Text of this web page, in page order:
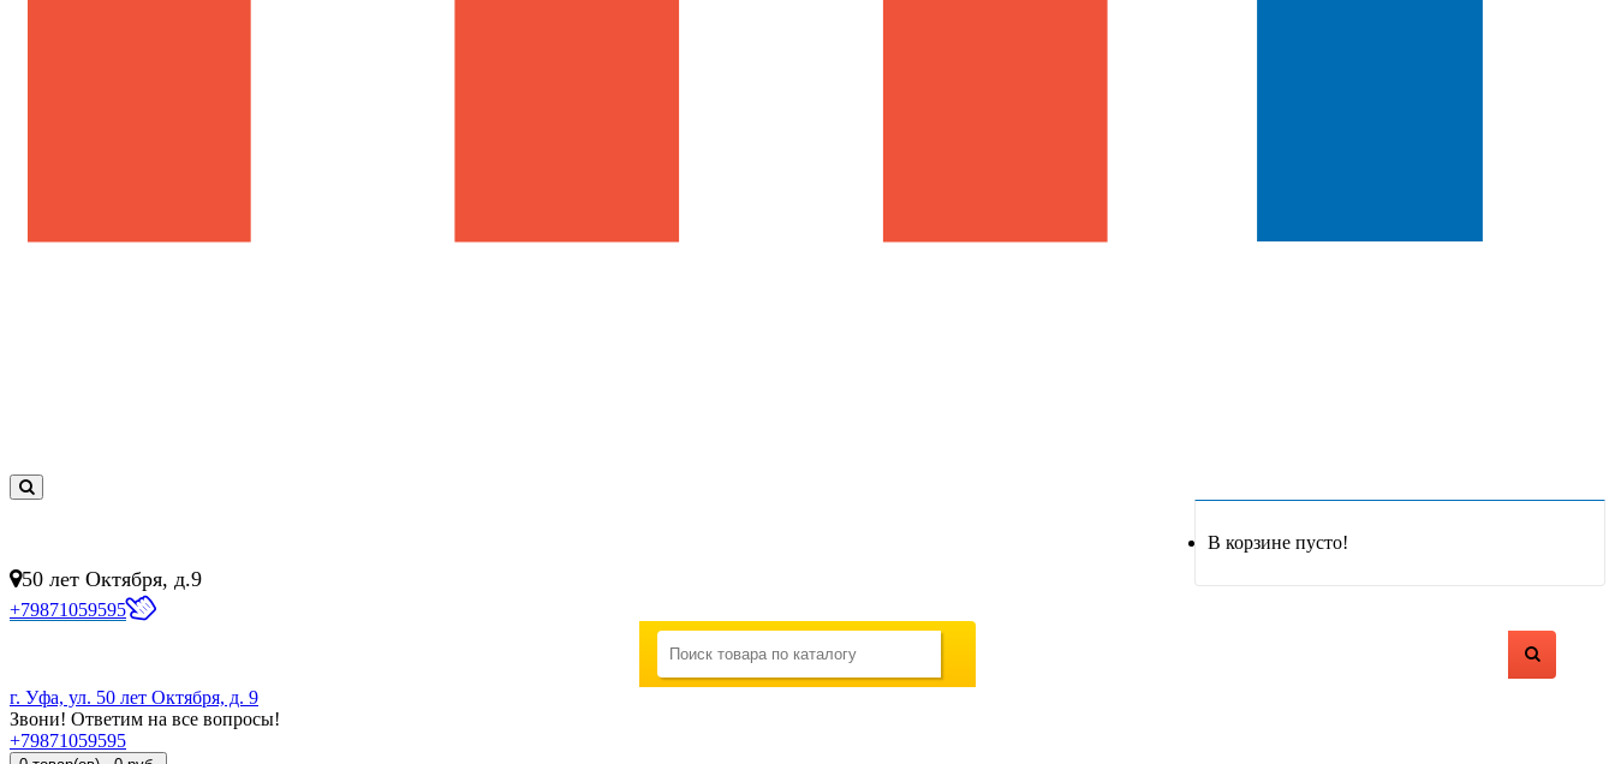
В корзине пусто!
50 лет Октября, д.9
+79871059595
г. Уфа, ул. 50 лет Октября, д. 9
Звони! Ответим на все вопросы!
+79871059595